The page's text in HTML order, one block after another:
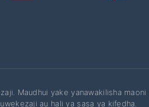
Maudhui yake yanawakilisha maoni
au hali ya sasa ya kifedha.